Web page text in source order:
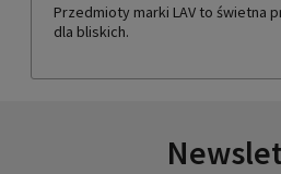
Przedmioty marki LAV to świetna
dla bliskich.